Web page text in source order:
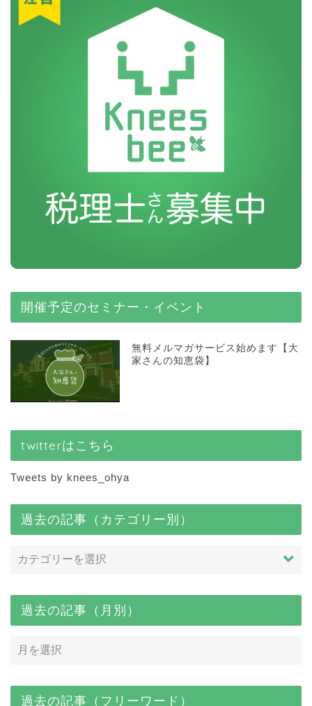
開催予定のセミナー・イベント
無料メルマガサービス始めます【大
家さんの知恵袋】
twitterはこちら
Tweets by knees_ohya
過去の記事（カテゴリー別）
過去の記事（月別）
過去の記事（フリーワード）